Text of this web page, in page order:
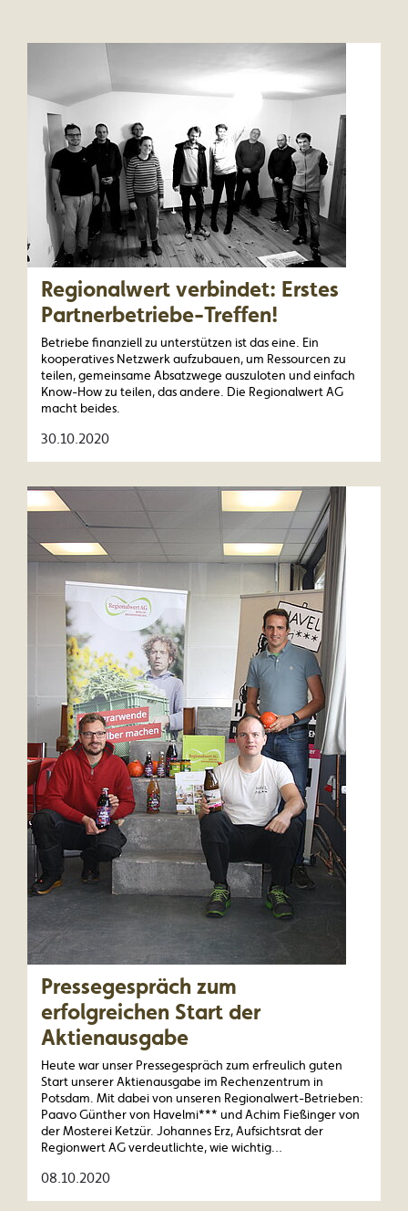
Regionalwert verbindet: Erstes
Partnerbetriebe-Treffen!
Betriebe finanziell zu unterstützen ist das eine. Ein
kooperatives Netzwerk aufzubauen, um Ressourcen zu
teilen, gemeinsame Absatzwege auszuloten und einfach
Know-How zu teilen, das andere. Die Regionalwert AG
macht beides.
30.10.2020
Pressegespräch zum
erfolgreichen Start der
Aktienausgabe
Heute war unser Pressegespräch zum erfreulich guten
Start unserer Aktienausgabe im Rechenzentrum in
Potsdam. Mit dabei von unseren Regionalwert-Betrieben:
Paavo Günther von Havelmi*** und Achim Fießinger von
der Mosterei Ketzür. Johannes Erz, Aufsichtsrat der
Regionwert AG verdeutlichte, wie wichtig…
08.10.2020